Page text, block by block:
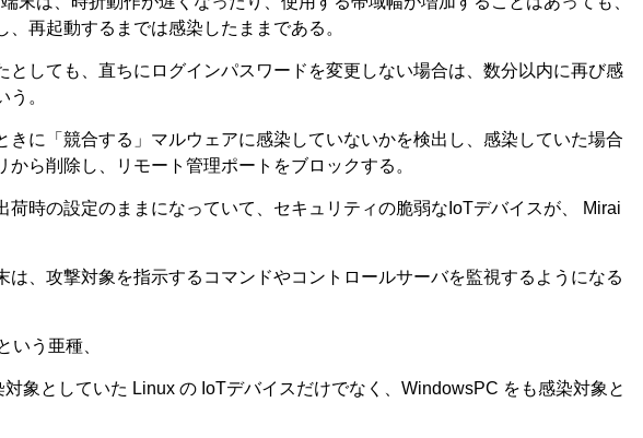
、再起動するまでは感染したままである。
としても、直ちにログインパスワードを変更しない場合は、数分以内に再び感
う。
きに「競合する」マルウェアに感染していないかを検出し、感染していた場合
から削除し、リモート管理ポートをブロックする。
荷時の設定のままになっていて、セキュリティの脆弱なIoTデバイスが、 Mirai
は、攻撃対象を指示するコマンドやコントロールサーバを監視するようになる
いう亜種、
象としていた Linux の IoTデバイスだけでなく、WindowsPC をも感染対象と